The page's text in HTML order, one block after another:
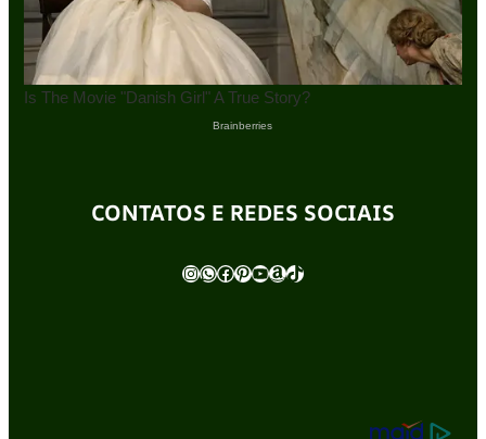
CONTATOS E REDES SOCIAIS
InstagramWhatsApp Facebook Pinterest Youtube Amazon TikTok